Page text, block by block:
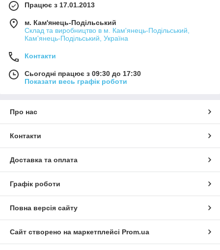
Працює з 17.01.2013
м. Кам'янець-Подільський
Склад та виробництво в м. Кам'янець-Подільський,
Кам'янець-Подільський, Україна
Контакти
Сьогодні працює з 09:30 до 17:30
Показати весь графік роботи
Про нас
Контакти
Доставка та оплата
Графік роботи
Повна версія сайту
Сайт створено на маркетплейсі Prom.ua